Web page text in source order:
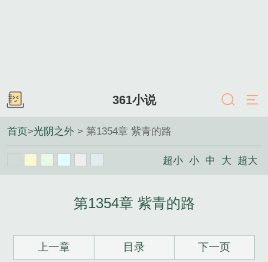
361小说
首页>光阴之外 > 第1354章 紫青的路
超小 小 中 大 超大
第1354章 紫青的路
上一章 目录 下一页